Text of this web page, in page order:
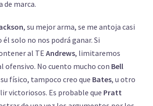
de marca.
, su mejor arma, se me antoja casi
solo no nos podrá ganar. Si
al TE Andrews, limitaremos
ofensivo. No cuento mucho con Bell
físico, tampoco creo que Bates, u otro
victoriosos. Es probable que Pratt